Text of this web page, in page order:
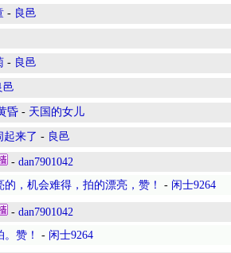
- 良邑
- 良邑
邑
昏 - 天国的女儿
起来了 - 良邑
- dan7901042
的，机会难得，拍的漂亮，赞！
- 闲士9264
- dan7901042
赞！
- 闲士9264